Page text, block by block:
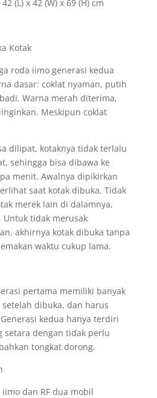
(L) x 42 (W) x 69 (H) cm
Kotak
roda iimo generasi kedua
dasar: coklat nyaman, putih
Warna merah diterima,
Meskipun coklat
dilipat, kotaknya tidak terlalu
sehingga bisa dibawa ke
menit. Awalnya dipikirkan
saat kotak dibuka. Tidak
merek lain di dalamnya,
Untuk tidak merusak
akhirnya kotak dibuka tanpa
waktu cukup lama.
pertama memiliki banyak
dibuka, dan harus
kedua hanya terdiri
setara dengan tidak perlu
tongkat dorong.
dan RF dua mobil